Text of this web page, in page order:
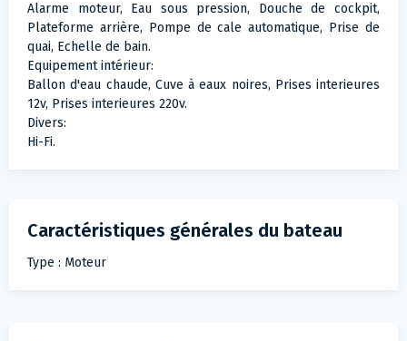
Alarme moteur, Eau sous pression, Douche de cockpit,
Plateforme arrière, Pompe de cale automatique, Prise de
quai, Echelle de bain.
Equipement intérieur:
Ballon d'eau chaude, Cuve à eaux noires, Prises interieures
12v, Prises interieures 220v.
Divers:
Hi-Fi.
Caractéristiques générales du bateau
Type : Moteur